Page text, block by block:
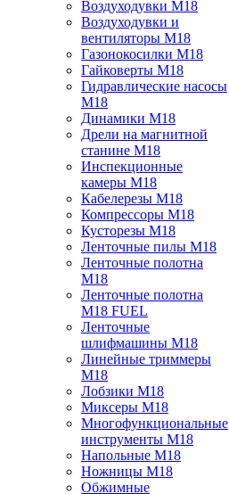
Воздуходувки M18
Воздуходувки и
вентиляторы M18
Газонокосилки M18
Гайковерты M18
Гидравлические насосы
M18
Динамики M18
Дрели на магнитной
станине M18
Инспекционные
камеры M18
Кабелерезы M18
Компрессоры M18
Кусторезы M18
Ленточные пилы M18
Ленточные полотна
M18
Ленточные полотна
M18 FUEL
Ленточные
шлифмашины M18
Линейные триммеры
M18
Лобзики M18
Миксеры M18
Многофункциональные
инструменты M18
Напольные M18
Ножницы M18
Обжимные